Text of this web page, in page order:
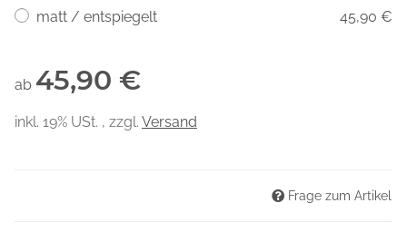
matt / entspiegelt
45,90 €
ab 45,90 €
inkl. 19% USt. , zzgl. Versand
Frage zum Artikel